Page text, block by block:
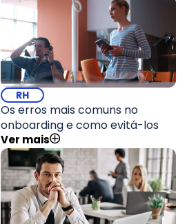
RH
Os erros mais comuns no
onboarding e como evitá-los
Ver mais